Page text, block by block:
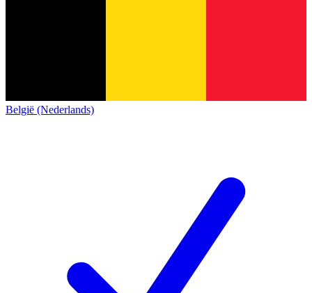
België (Nederlands)